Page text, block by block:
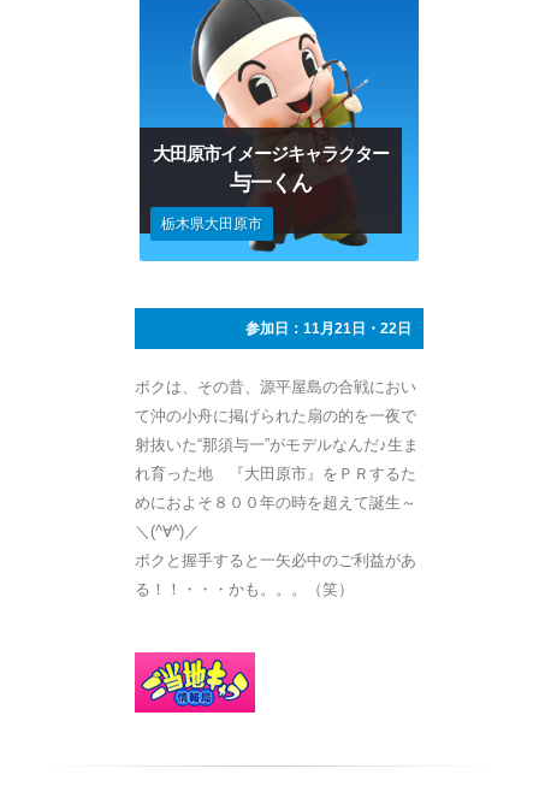
大田原市イメージキャラクター
与一くん
栃木県大田原市
参加日：11月21日・22日
ボクは、その昔、源平屋島の合戦におい
て沖の小舟に掲げられた扇の的を一夜で
射抜いた“那須与一”がモデルなんだ♪生ま
れ育った地 『大田原市』をＰＲするた
めにおよそ８００年の時を超えて誕生～
＼(^∀^)／
ボクと握手すると一矢必中のご利益があ
る！！・・・かも。。。（笑）